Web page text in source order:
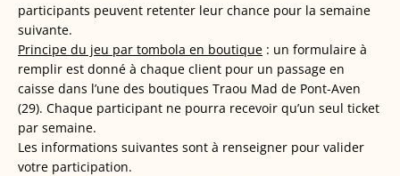
participants peuvent retenter leur chance pour la semaine
suivante.
Principe du jeu par tombola en boutique : un formulaire à
remplir est donné à chaque client pour un passage en
caisse dans l’une des boutiques Traou Mad de Pont-Aven
(29). Chaque participant ne pourra recevoir qu’un seul ticket
par semaine.
Les informations suivantes sont à renseigner pour valider
votre participation.